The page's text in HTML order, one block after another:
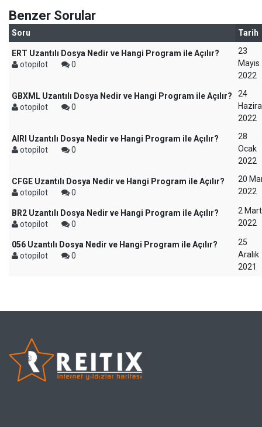
Benzer Sorular
Soru Tarih
ERT Uzantılı Dosya Nedir ve Hangi Program ile Açılır?
otopilot
0
23
Mayıs
2022
GBXML Uzantılı Dosya Nedir ve Hangi Program ile Açılır?
otopilot
0
24
2022
AIRI Uzantılı Dosya Nedir ve Hangi Program ile Açılır?
otopilot
0
28
Ocak
2022
CFGE Uzantılı Dosya Nedir ve Hangi Program ile Açılır?
otopilot
0
20
2022
BR2 Uzantılı Dosya Nedir ve Hangi Program ile Açılır?
otopilot
0
2 Mart
2022
056 Uzantılı Dosya Nedir ve Hangi Program ile Açılır?
otopilot
0
25
Aralık
2021